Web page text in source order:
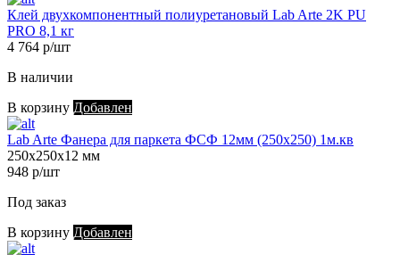
Клей двухкомпонентный полиуретановый Lab Arte 2K PU
PRO 8,1 кг
4 764 р/шт
В наличии
В корзину Добавлен
Lab Arte Фанера для паркета ФСФ 12мм (250х250) 1м.кв
250х250х12 мм
948 р/шт
Под заказ
В корзину Добавлен